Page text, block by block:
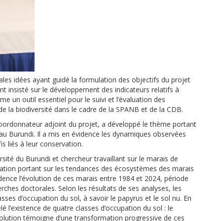
idées ayant guidé la formulation des objectifs du projet
insisté sur le développement des indicateurs relatifs à
un outil essentiel pour le suivi et l’évaluation des
biodiversité dans le cadre de la SPANB et de la CDB.
adjoint du projet, a développé le thème portant
Burundi. Il a mis en évidence les dynamiques observées
liés à leur conservation.
du Burundi et chercheur travaillant sur le marais de
portant sur les tendances des écosystèmes des marais
l’évolution de ces marais entre 1984 et 2024, période
doctorales. Selon les résultats de ses analyses, les
d’occupation du sol, à savoir le papyrus et le sol nu. En
de quatre classes d’occupation du sol : le
témoigne d’une transformation progressive de ces